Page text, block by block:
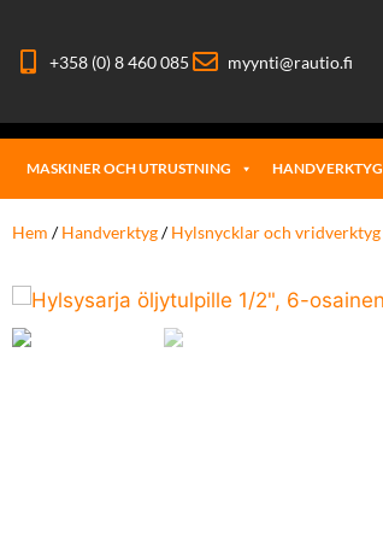
+358 (0) 8 460 085 myynti@rautio.fi
MASKINER OCH UTRUSTNING HANDVERKTYG
Hem /Handverktyg/Hylsnycklar och vridverktyg